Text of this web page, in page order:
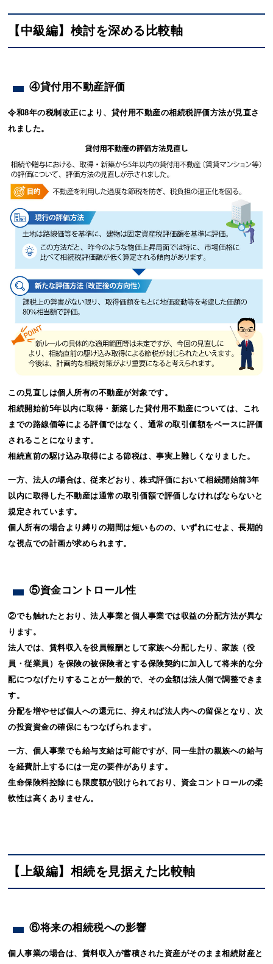
【中級編】検討を深める比較軸
④貸付用不動産評価
令和8年の税制改正により、貸付用不動産の相続税評価方法が見直さ
れました。
この見直しは個人所有の不動産が対象です。
相続開始前5年以内に取得・新築した貸付用不動産については、これ
までの路線価等による評価ではなく、通常の取引価額をベースに評価
されることになります。
相続直前の駆け込み取得による節税は、事実上難しくなりました。
一方、法人の場合は、従来どおり、株式評価において相続開始前3年
以内に取得した不動産は通常の取引価額で評価しなければならないと
規定されています。
個人所有の場合より縛りの期間は短いものの、いずれにせよ、長期的
な視点での計画が求められます。
⑤資金コントロール性
②でも触れたとおり、法人事業と個人事業では収益の分配方法が異な
ります。
法人では、賃料収入を役員報酬として家族へ分配したり、家族（役
員・従業員）を保険の被保険者とする保険契約に加入して将来的な分
配につなげたりすることが一般的で、その金額は法人側で調整できま
す。
分配を増やせば個人への還元に、抑えれば法人内への留保となり、次
の投資資金の確保にもつなげられます。
一方、個人事業でも給与支給は可能ですが、同一生計の親族への給与
を経費計上するには一定の要件があります。
生命保険料控除にも限度額が設けられており、資金コントロールの柔
軟性は高くありません。
【上級編】相続を見据えた比較軸
⑥将来の相続税への影響
個人事業の場合は、賃料収入が蓄積された資産がそのまま相続財産と